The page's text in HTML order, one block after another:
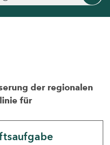
der regionalen
für